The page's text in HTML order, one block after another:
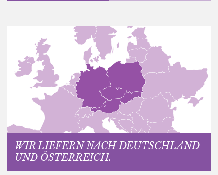
WIR LIEFERN NACH DEUTSCHLAND
UND ÖSTERREICH.